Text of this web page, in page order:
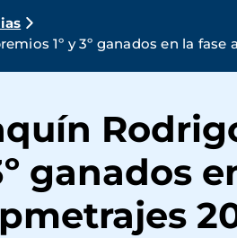
1º y 3º ganados en la
ganados